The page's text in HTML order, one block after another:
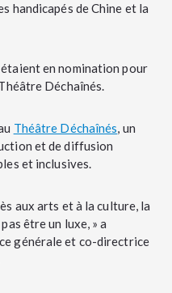
handicapés de Chine et la
en nomination pour
Déchaînés.
Théâtre Déchaînés, un
et de diffusion
et inclusives.
aux arts et à la culture, la
être un luxe, » a
générale et co-directrice